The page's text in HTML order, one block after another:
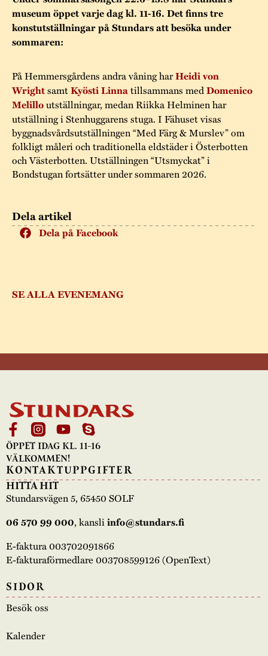
Tillgänglighet
Hållbar utveckling
Kontakta oss
Kalas på Stundars
Stundars teater
Byggnadsvård
Hantverk
Projekt
Stugornas Stundars
Museisamlingarna
Stundarsvänner
Årsberättelser
Årets Gunnar
Stundars
registerbeskrivning
Dela artikel
Dela på Facebook
SE ALLA EVENEMANG
museum öppet varje dag kl. 11-16. Det finns tre
konstutställningar på Stundars att besöka under
sommaren:
På Hemmersgårdens andra våning harHeidi von
WrightsamtKyösti Linnatillsammans medDomenico
Melilloutställningar, medan Riikka Helminen har
utställning i Stenhuggarens stuga. I Fähuset visas
byggnadsvårdsutställningen “Med Färg & Murslev” om
folkligt måleri och traditionella eldstäder i Österbotten
och Västerbotten. Utställningen “Utsmyckat” i
Bondstugan fortsätter under sommaren 2026.
ÖPPET IDAG KL. 11-16
VÄLKOMMEN!
KONTAKTUPPGIFTER
HITTA HIT
Stundarsvägen 5, 65450 SOLF
06 570 99 000, kansli info@stundars.fi
E-faktura 003702091866
E-fakturaförmedlare 003708599126 (OpenText)
SIDOR
Besök oss
Kalender